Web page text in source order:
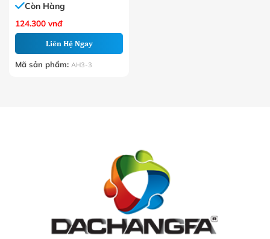
Còn Hàng
124.300 vnđ
Liên Hệ Ngay
Mã sản phẩm: AH3-3